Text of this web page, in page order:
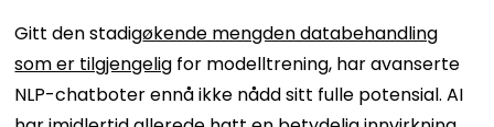
Gitt den stadigøkende mengden databehandling
som er tilgjengelig for modelltrening, har avanserte
NLP-chatboter ennå ikke nådd sitt fulle potensial. AI